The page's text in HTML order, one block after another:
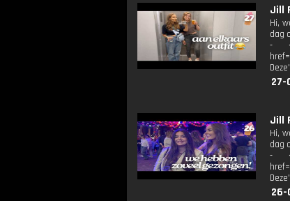
Jill
Hi,
dag
-
27-
Jill
Hi,
dag
-
26-